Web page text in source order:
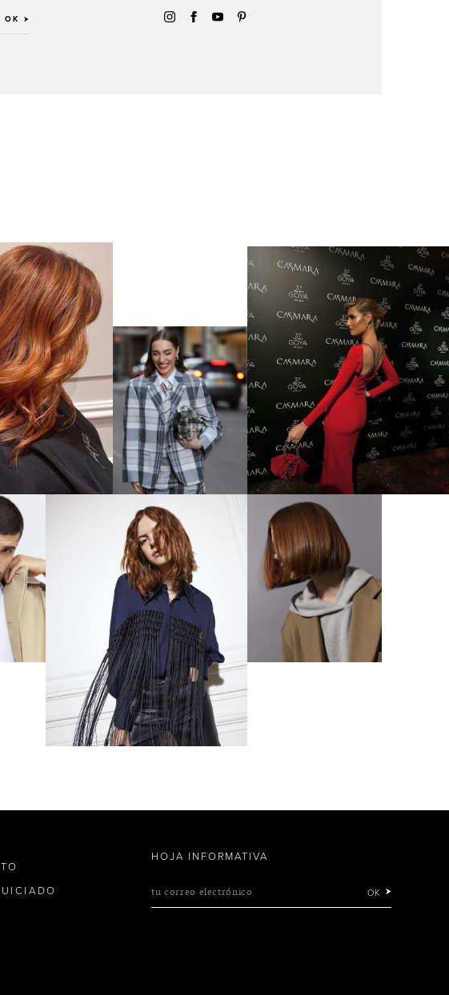
OK
HOJA INFORMATIVA
tu correo electrónico OK